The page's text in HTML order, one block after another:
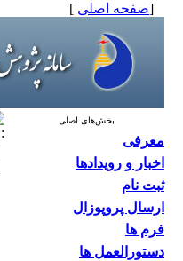
[صفحه اصلی ]
بخش‌های اصلی
معرفی
اخبار و رویدادها
ثبت نام
ارسال پروپوزال
فرم ها
دستورالعمل ها